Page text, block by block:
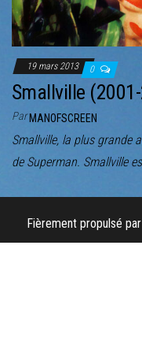
19 mars 2013 0
Smallville
ParMANOFSCREEN
Smallville, la plus grande
de Superman. Smallville
Fièrement propulsé par